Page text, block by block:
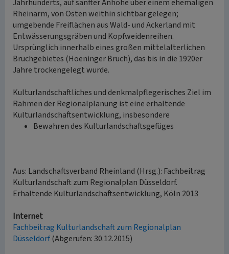
Jahrhunderts, auf sanfter Anhöhe über einem ehemaligen
Rheinarm, von Osten weithin sichtbar gelegen;
umgebende Freiflächen aus Wald- und Ackerland mit
Entwässerungsgräben und Kopfweidenreihen.
Ursprünglich innerhalb eines großen mittelalterlichen
Bruchgebietes (Hoeninger Bruch), das bis in die 1920er
Jahre trockengelegt wurde.
Kulturlandschaftliches und denkmalpflegerisches Ziel im
Rahmen der Regionalplanung ist eine erhaltende
Kulturlandschaftsentwicklung, insbesondere
Bewahren des Kulturlandschaftsgefüges
Aus: Landschaftsverband Rheinland (Hrsg.): Fachbeitrag
Kulturlandschaft zum Regionalplan Düsseldorf.
Erhaltende Kulturlandschaftsentwicklung, Köln 2013
Internet
Fachbeitrag Kulturlandschaft zum Regionalplan
Düsseldorf(Abgerufen: 30.12.2015)